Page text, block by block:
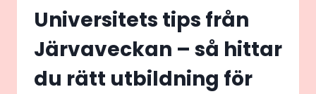
Universitets tips från
Järvaveckan – så hittar
du rätt utbildning för